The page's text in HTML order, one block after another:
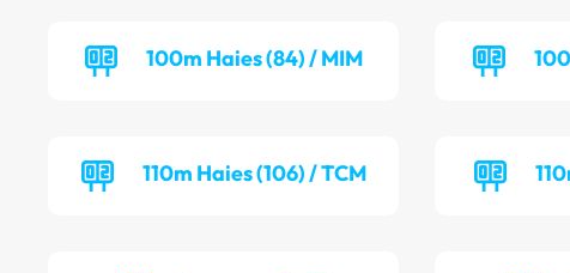
100m Haies (84) / MIM
110m Haies (106) / TCM